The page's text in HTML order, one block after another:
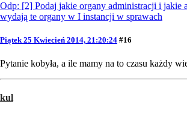
Odp: [2] Podaj jakie organy administracji i jakie
wydają te organy w I instancji w sprawach
Piątek 25 Kwiecień 2014, 21:20:24 #16
Pytanie kobyła, a ile mamy na to czasu każdy
kul